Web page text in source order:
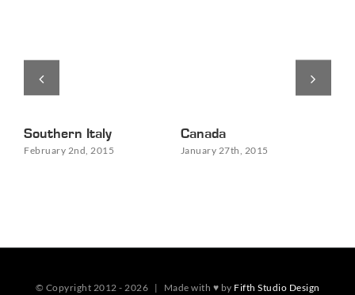
Southern Italy
February 2nd, 2015
Canada
January 27th, 2015
© Copyright 2012 - 2026 | Made with ♥ by Fifth Studio Design